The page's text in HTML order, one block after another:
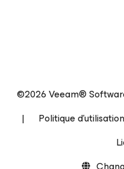
©2026 Veeam®
|
Politique